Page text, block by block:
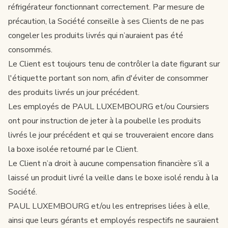
réfrigérateur fonctionnant correctement. Par mesure de
précaution, la Société conseille à ses Clients de ne pas
congeler les produits livrés qui n’auraient pas été
consommés.
Le Client est toujours tenu de contrôler la date figurant sur
l'étiquette portant son nom, afin d'éviter de consommer
des produits livrés un jour précédent.
Les employés de PAUL LUXEMBOURG et/ou Coursiers
ont pour instruction de jeter à la poubelle les produits
livrés le jour précédent et qui se trouveraient encore dans
la boxe isolée retourné par le Client.
Le Client n’a droit à aucune compensation financière s’il a
laissé un produit livré la veille dans le boxe isolé rendu à la
Société.
PAUL LUXEMBOURG et/ou les entreprises liées à elle,
ainsi que leurs gérants et employés respectifs ne sauraient